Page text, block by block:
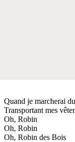
Quand je marcherai
Transportant mes
Oh, Robin
Oh, Robin
Oh, Robin des Bois